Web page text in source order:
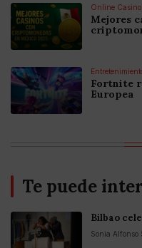
Online Casino
Mejores
Fortnite
Europea
Te puede
Bilbao
Sonia Alfonso